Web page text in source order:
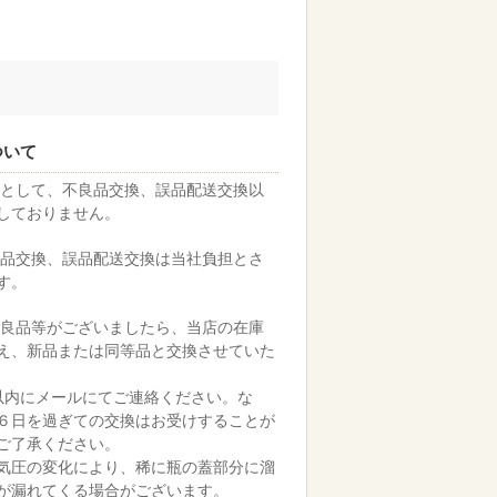
て
して、不良品交換、誤品配送交換以
ておりません。
交換、誤品配送交換は当社負担とさ
。
品等がございましたら、当店の在庫
、新品または同等品と交換させていた
にメールにてご連絡ください。な
日を過ぎての交換はお受けすることが
了承ください。
圧の変化により、稀に瓶の蓋部分に溜
漏れてくる場合がございます。